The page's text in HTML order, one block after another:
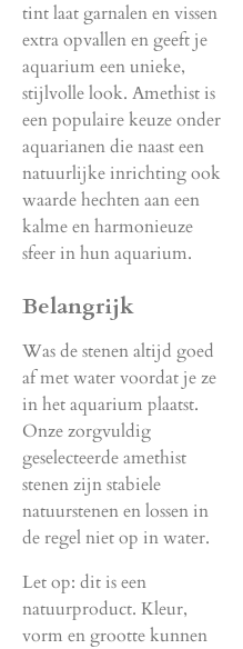
tint laat garnalen en vissen
extra opvallen en geeft je
aquarium een unieke,
stijlvolle look. Amethist is
een populaire keuze onder
aquarianen die naast een
natuurlijke inrichting ook
waarde hechten aan een
kalme en harmonieuze
sfeer in hun aquarium.
Belangrijk
Was de stenen altijd goed
af met water voordat je ze
in het aquarium plaatst.
Onze zorgvuldig
geselecteerde amethist
stenen zijn stabiele
natuurstenen en lossen in
de regel niet op in water.
Let op: dit is een
natuurproduct. Kleur,
vorm en grootte kunnen